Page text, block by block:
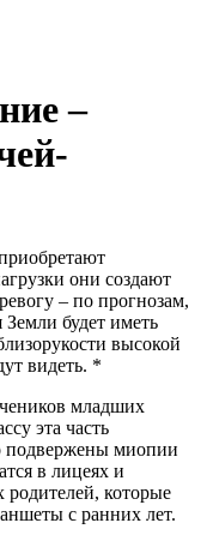
–
они создают
– по прогнозам,
будет иметь
высокой
видеть. *
младших
эта часть
подвержены миопии
в лицеях и
родителей, которые
с ранних лет.